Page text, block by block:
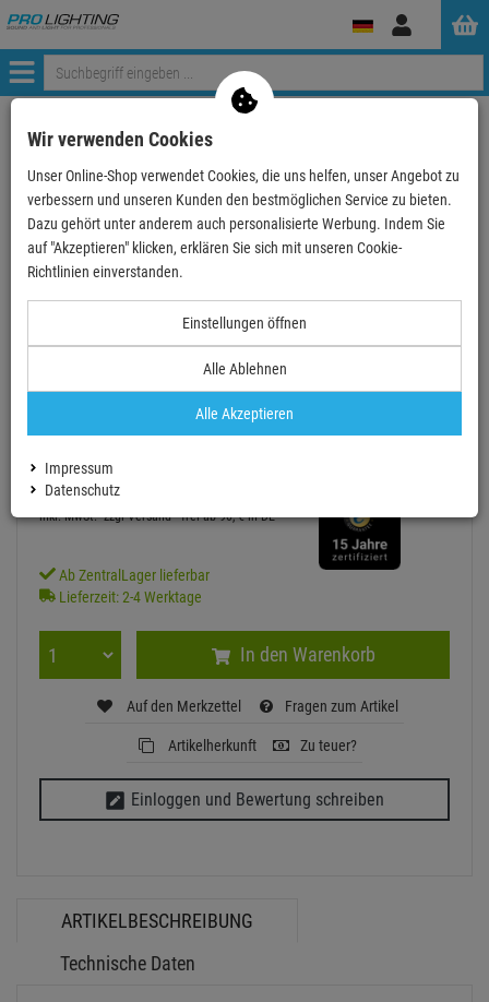
Anmelden
Menü
Weiter einkaufen ProLighting
ah Cables 8101 TCONL 0500 X - Power Link Kabel in…
ah Cables 8101 TCONL 0500 X - Power Link
Kabel in Schutzklasse IP65 5 m
Artikel-Nummer:AH8101TCONL0500X
/ Monat
UVP:
49,90 €
inkl. MwSt. zzgl Versand - frei ab 90,-€ in DE
Ab ZentralLager lieferbar
Lieferzeit: 2-4 Werktage
In den Warenkorb
Auf den Merkzettel Fragen zum Artikel
Artikelherkunft Zu teuer?
Einloggen und Bewertung schreiben
ARTIKELBESCHREIBUNG
Technische Daten
Wir verwenden Cookies
Unser Online-Shop verwendet Cookies, die uns helfen, unser Angebot zu
verbessern und unseren Kunden den bestmöglichen Service zu bieten.
Dazu gehört unter anderem auch personalisierte Werbung. Indem Sie
auf "Akzeptieren" klicken, erklären Sie sich mit unseren Cookie-
Richtlinien einverstanden.
Einstellungen öffnen
Alle Ablehnen
Alle Akzeptieren
Impressum
Datenschutz